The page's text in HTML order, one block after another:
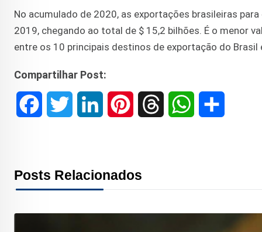
No acumulado de 2020, as exportações brasileiras
2019, chegando ao total de $ 15,2 bilhões. É o menor
entre os 10 principais destinos de exportação do Brasil
Compartilhar Post:
e t k t
Posts Relacionados